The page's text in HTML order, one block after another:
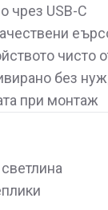
чрез USB-C
чисто
без
при монтаж